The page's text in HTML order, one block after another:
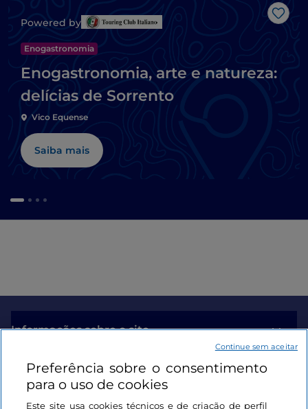
Powered by
Enogastronomia
Enogastronomia, arte e natureza:
delícias de Sorrento
Vico Equense
Saiba mais
Informações sobre o site
Ligações úteis
Preferência sobre o consentimento
para o uso de cookies
Este site usa cookies técnicos e de criação de perfil
Continue sem aceitar